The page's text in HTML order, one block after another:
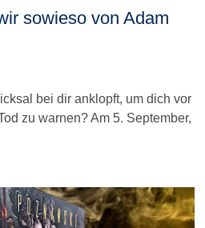
sowieso von Adam
bei dir anklopft, um dich vor
zu warnen? Am 5. September,